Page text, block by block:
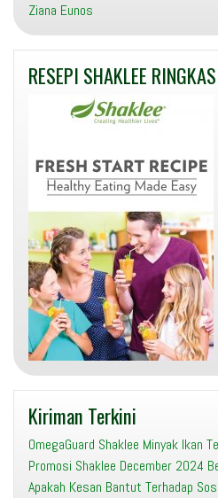
Ziana Eunos
RESEPI SHAKLEE
Kiriman Terkini
OmegaGuard Shaklee Minyak Ikan
Promosi Shaklee December 2024
Apakah Kesan Bantut Terhadap